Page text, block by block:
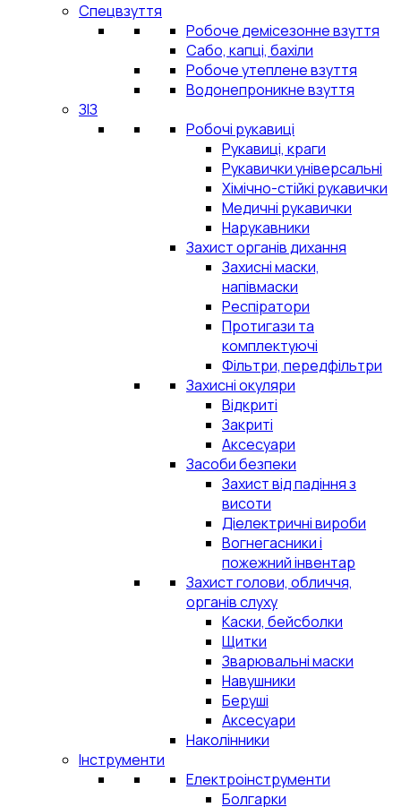
Спецвзуття
Робоче демісезонне взуття
Сабо, капці, бахіли
Робоче утеплене взуття
Водонепроникне взуття
ЗІЗ
Робочі рукавиці
Рукавиці, краги
Рукавички універсальні
Хімічно-стійкі рукавички
Медичні рукавички
Нарукавники
Захист органів дихання
Захисні маски,
напівмаски
Респіратори
Протигази та
комплектуючі
Фільтри, передфільтри
Захисні окуляри
Відкриті
Закриті
Аксесуари
Засоби безпеки
Захист від падіння з
висоти
Діелектричні вироби
Вогнегасники і
пожежний інвентар
Захист голови, обличчя,
органів слуху
Каски, бейсболки
Щитки
Зварювальні маски
Навушники
Беруші
Аксесуари
Наколінники
Інструменти
Електроінструменти
Болгарки